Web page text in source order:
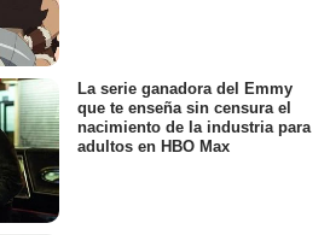
La serie ganadora del Emmy
que te enseña sin censura el
nacimiento de la industria para
adultos en HBO Max